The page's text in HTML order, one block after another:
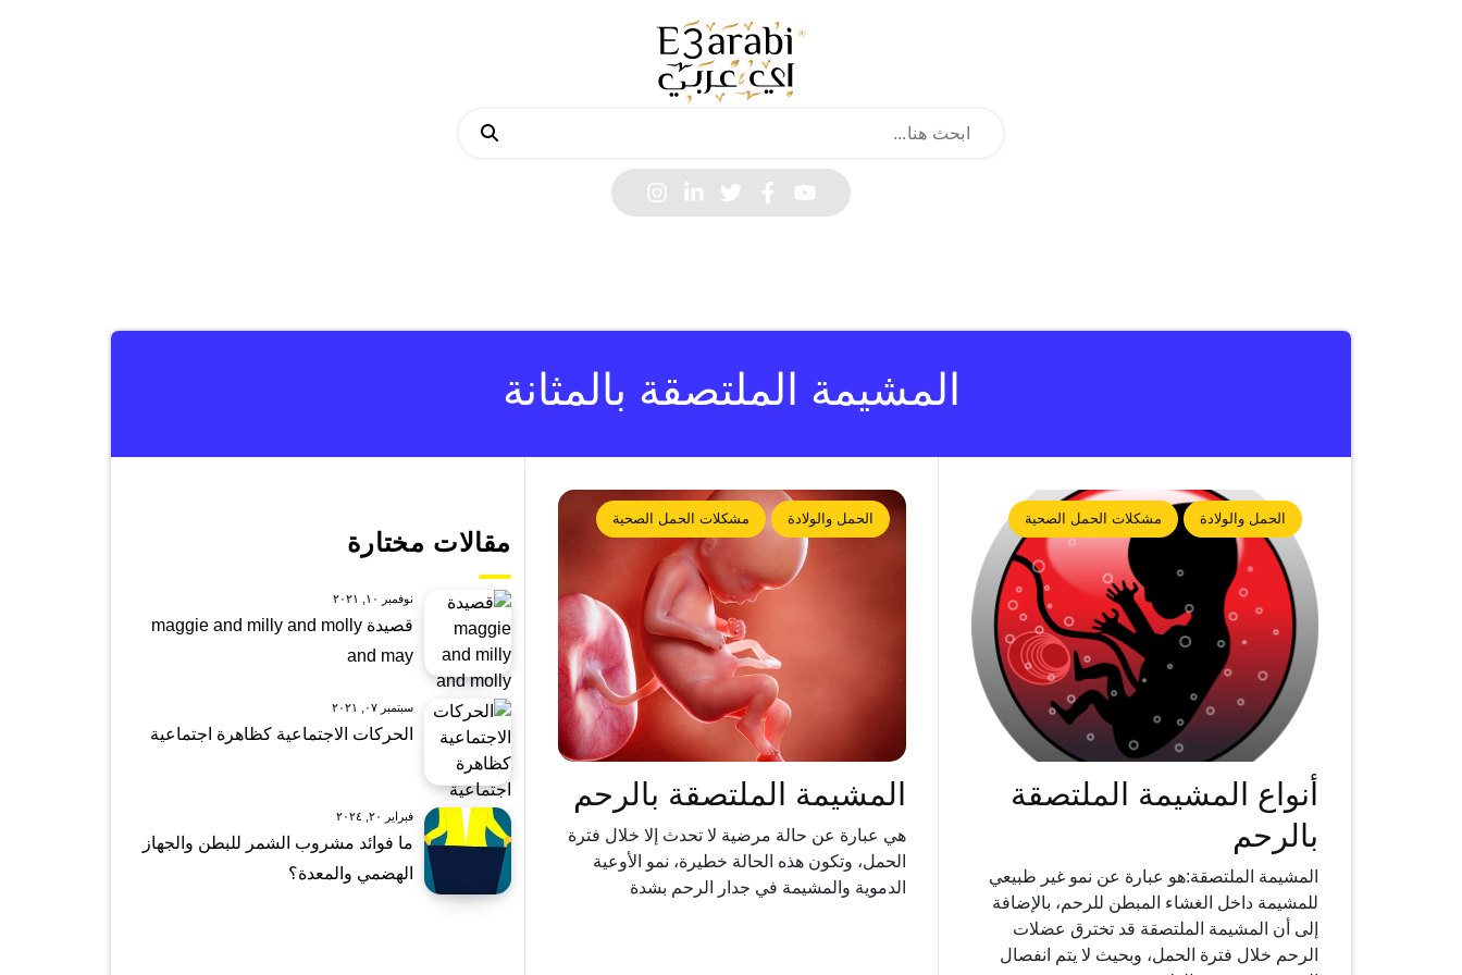
المشيمة الملتصقة بالمثانة
الحمل والولادة مشكلات الحمل الصحية
أنواع المشيمة الملتصقة
بالرحم
المشيمة الملتصقة:هو عبارة عن نمو غير طبيعي
للمشيمة داخل الغشاء المبطن للرحم، بالإضافة
إلى أن المشيمة الملتصقة قد تخترق عضلات
الرحم خلال فترة الحمل، وبحيث لا يتم انفصال
الحمل والولادة مشكلات الحمل الصحية
المشيمة الملتصقة بالرحم
هي عبارة عن حالة مرضية لا تحدث إلا خلال فترة
الحمل، وتكون هذه الحالة خطيرة، نمو الأوعية
الدموية والمشيمة في جدار الرحم بشدة
مقالات مختارة
نوفمبر ١٠, ٢٠٢١
قصيدة maggie and milly and molly
and may
سبتمبر ٠٧, ٢٠٢١
الحركات الاجتماعية كظاهرة اجتماعية
فبراير ٢٠, ٢٠٢٤
ما فوائد مشروب الشمر للبطن والجهاز
الهضمي والمعدة؟